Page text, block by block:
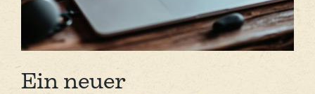
Ein neuer